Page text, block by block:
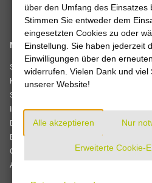
Navigation
Startseite
Kontakt
Sitemap
Impressum
Datenschutz
Barrierefreiheit
Cookie-Einstellungen
AGB
über den Umfang des Einsatzes
Stimmen Sie entweder dem
eingesetzten Cookies zu oder
Einstellung. Sie haben jederzeit
Einwilligungen über den
widerrufen. Vielen Dank und viel
unserer Website!
Alle akzeptieren Nur
Erweiterte Cookie-